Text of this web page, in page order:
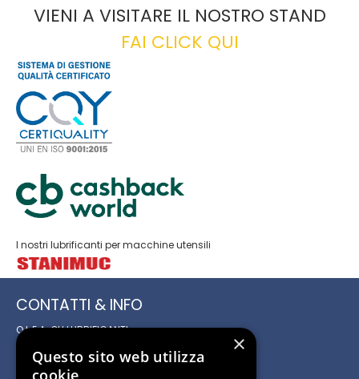
VIENI A VISITARE IL NOSTRO STAND
FAI CLICK QUI
I nostri lubrificanti per macchine utensili
CONTATTI & INFO
O.L.E.A. OLI LUBRIFICANTI
ED AFFINI S.r.l.
Sede Legale e Amministrativa
Via Campo di Maggio 27/b
×
Questo sito web utilizza
cookie